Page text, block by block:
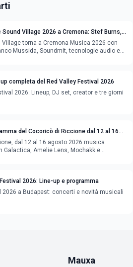
Sound Village 2026 a Cremona: Stef Burns,
e Young Band Contest, il programma
Village torna a Cremona Musica 2026 con
Mussida, Soundmit, tecnologie audio e
completa del Red Valley Festival 2026
2026: Lineup, DJ set, creator e tre giorni
del Cocoricò di Riccione dal 12 al 16
dal 12 al 16 agosto 2026 musica
Galactica, Amelie Lens, Mochakk e
2026: Line-up e programma
2026 a Budapest: concerti e novità musicali
Mauxa